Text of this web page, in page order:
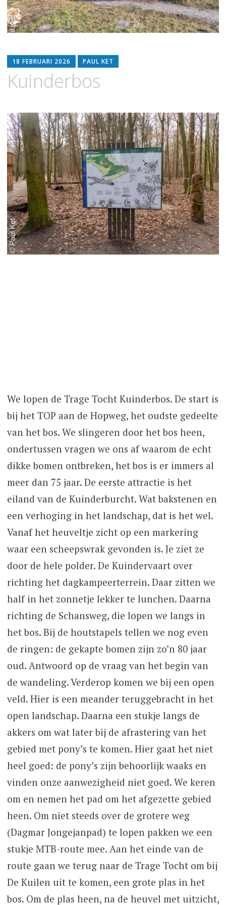
18 FEBRUARI 2026 PAUL KET
Kuinderbos
We lopen de Trage Tocht Kuinderbos. De start is
bij het TOP aan de Hopweg, het oudste gedeelte
van het bos. We slingeren door het bos heen,
ondertussen vragen we ons af waarom de echt
dikke bomen ontbreken, het bos is er immers al
meer dan 75 jaar. De eerste attractie is het
eiland van de Kuinderburcht. Wat bakstenen en
een verhoging in het landschap, dat is het wel.
Vanaf het heuveltje zicht op een markering
waar een scheepswrak gevonden is. Je ziet ze
door de hele polder. De Kuindervaart over
richting het dagkampeerterrein. Daar zitten we
half in het zonnetje lekker te lunchen. Daarna
richting de Schansweg, die lopen we langs in
het bos. Bij de houtstapels tellen we nog even
de ringen: de gekapte bomen zijn zo’n 80 jaar
oud. Antwoord op de vraag van het begin van
de wandeling. Verderop komen we bij een open
veld. Hier is een meander teruggebracht in het
open landschap. Daarna een stukje langs de
akkers om wat later bij de afrastering van het
gebied met pony’s te komen. Hier gaat het niet
heel goed: de pony’s zijn behoorlijk waaks en
vinden onze aanwezigheid niet goed. We keren
om en nemen het pad om het afgezette gebied
heen. Om niet steeds over de grotere weg
(Dagmar Jongejanpad) te lopen pakken we een
stukje MTB-route mee. Aan het einde van de
route gaan we terug naar de Trage Tocht om bij
De Kuilen uit te komen, een grote plas in het
bos. Om de plas heen, na de heuvel met uitzicht,